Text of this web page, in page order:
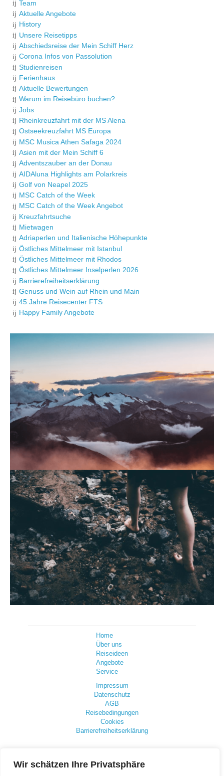
Wir schätzen Ihre Privatsphäre
Team
Aktuelle Angebote
History
Unsere Reisetipps
Abschiedsreise der Mein Schiff Herz
Corona Infos von Passolution
Studienreisen
Ferienhaus
Aktuelle Bewertungen
Warum im Reisebüro buchen?
Jobs
Rheinkreuzfahrt mit der MS Alena
Ostseekreuzfahrt MS Europa
MSC Musica Athen Safaga 2024
Asien mit der Mein Schiff 6
Adventszauber an der Donau
AIDAluna Highlights am Polarkreis
Golf von Neapel 2025
MSC Catch of the Week
MSC Catch of the Week Angebot
Kreuzfahrtsuche
Mietwagen
Adriaperlen und Italienische Höhepunkte
Östliches Mittelmeer mit Istanbul
Östliches Mittelmeer mit Rhodos
Östliches Mittelmeer Inselperlen 2026
Barrierefreiheitserklärung
Genuss und Wein auf Rhein und Main
45 Jahre Reisecenter FTS
Happy Family Angebote
Home
Über uns
Reiseideen
Angebote
Service
Impressum
Datenschutz
AGB
Reisebedingungen
Cookies
Barrierefreiheitserklärung